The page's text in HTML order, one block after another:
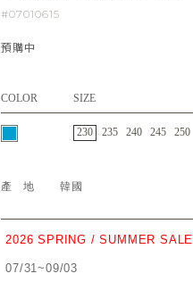
#07010615
預購中
COLOR SIZE
230 235 240 245 250
產地 韓國
2026 SPRING / SUMMER SALE
07/31~09/03